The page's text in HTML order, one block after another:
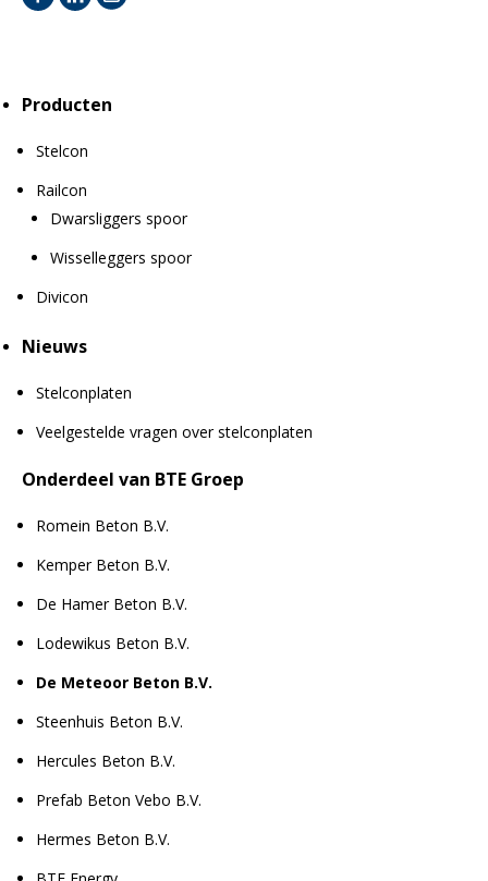
Producten
Stelcon
Railcon
Dwarsliggers spoor
Wisselleggers spoor
Divicon
Nieuws
Stelconplaten
Veelgestelde vragen over stelconplaten
Onderdeel van BTE Groep
Romein Beton B.V.
Kemper Beton B.V.
De Hamer Beton B.V.
Lodewikus Beton B.V.
De Meteoor Beton B.V.
Steenhuis Beton B.V.
Hercules Beton B.V.
Prefab Beton Vebo B.V.
Hermes Beton B.V.